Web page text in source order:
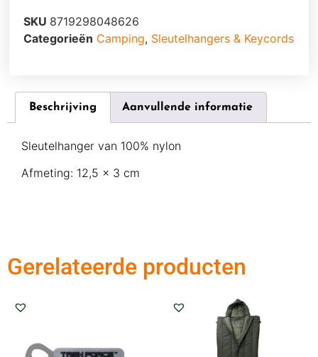
SKU 8719298048626
Categorieën Camping, Sleutelhangers & Keycords
Beschrijving Aanvullende informatie
Sleutelhanger van 100% nylon
Afmeting: 12,5 x 3 cm
Gerelateerde producten